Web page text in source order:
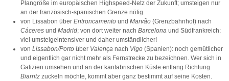
Plangröße im europäischen Highspeed-Netz der Zukunft; umsteigen nur
an der französisch-spanischen Grenze nötig.
von Lissabon über Entroncamento und Marvão (Grenzbahnhof) nach
Cáceres und Madrid; von dort weiter nach Barcelona und Südfrankreich:
viel umsteigeintensiver und daher umständlicher!
von Lissabon/Porto über Valença nach Vigo (Spanien): noch gemütlicher
und eigentlich gar nicht mehr als Fernstrecke zu bezeichnen. Wer sich in
Galizien umsehen und an der kantabrischen Küste entlang Richtung
Biarritz zuckeln möchte, kommt aber ganz bestimmt auf seine Kosten.